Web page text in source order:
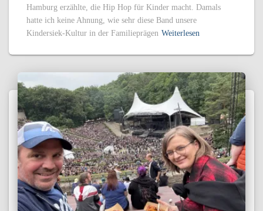
Hamburg erzählte, die Hip Hop für Kinder macht. Damals
hatte ich keine Ahnung, wie sehr diese Band unsere
Kindersiek-Kultur in der Familieprägen Weiterlesen